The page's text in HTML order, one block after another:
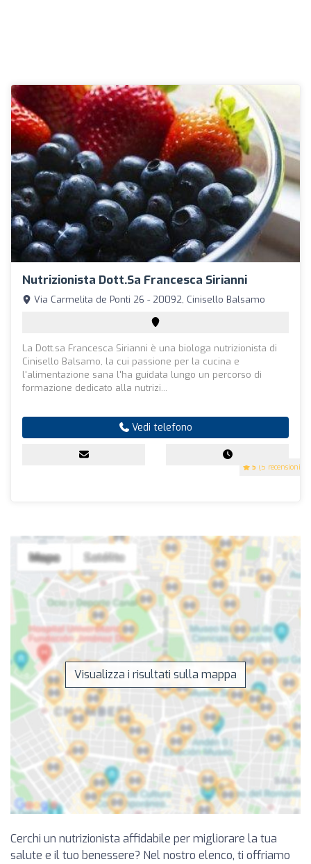
Nutrizionista Dott.sa Francesca Sirianni
5 (5 recensioni)
Via Carmelita de Ponti 26 - 20092, Cinisello Balsamo
La Dott.sa Francesca Sirianni è una biologa nutrizionista di
Cinisello Balsamo, la cui passione per la cucina e
l'alimentazione sana l'ha guidata lungo un percorso di
formazione dedicato alla nutrizi...
Vedi telefono
Visualizza i risultati sulla mappa
Cerchi un nutrizionista affidabile per migliorare la tua
salute e il tuo benessere? Nel nostro elenco, ti offriamo